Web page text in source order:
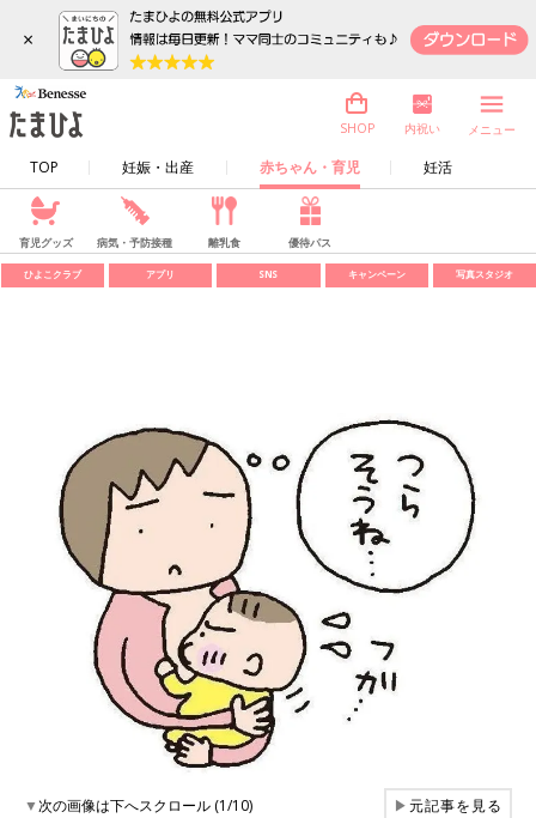
×
TOP 妊娠・出産 赤ちゃん・育児 妊活
SHOP 内祝い メニュー
育児グッズ 病気・予防接種 離乳食 優待パス
ひよこクラブ アプリ SNS キャンペーン 写真スタジオ
▼次の画像は下へスクロール (1/10) ▶元記事を見る